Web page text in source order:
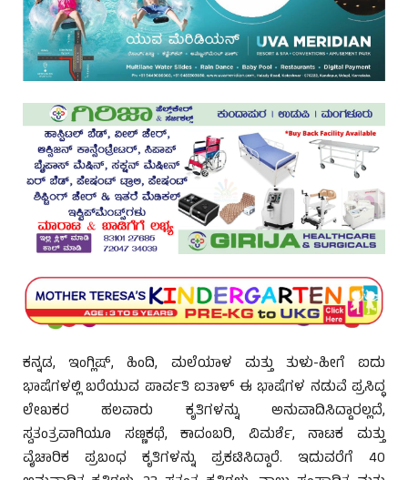
ಕನ್ನಡ, ಇಂಗ್ಲಿಷ್, ಹಿಂದಿ, ಮಲೆಯಾಳ ಮತ್ತು ತುಳು-ಹೀಗೆ ಐದು
ಭಾಷೆಗಳಲ್ಲಿ ಬರೆಯುವ ಪಾರ್ವತಿ ಐತಾಳ್ ಈ ಭಾಷೆಗಳ ನಡುವೆ ಪ್ರಸಿದ್ಧ
ಲೇಖಕರ ಹಲವಾರು ಕೃತಿಗಳನ್ನು ಅನುವಾದಿಸಿದ್ದಾರಲ್ಲದೆ,
ಸ್ವತಂತ್ರವಾಗಿಯೂ ಸಣ್ಣಕಥೆ, ಕಾದಂಬರಿ, ವಿಮರ್ಶೆ, ನಾಟಕ ಮತ್ತು
ವೈಚಾರಿಕ ಪ್ರಬಂಧ ಕೃತಿಗಳನ್ನು ಪ್ರಕಟಿಸಿದ್ದಾರೆ. ಇದುವರೆಗೆ 40